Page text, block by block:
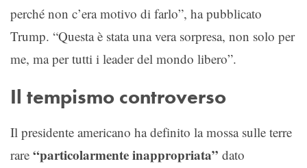
perché non c’era motivo di farlo”, ha pubblicato
Trump. “Questa è stata una vera sorpresa, non solo per
me, ma per tutti i leader del mondo libero”.
Il tempismo controverso
Il presidente americano ha definito la mossa sulle terre
rare “particolarmente inappropriata” dato